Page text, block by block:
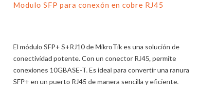
Modulo SFP para conexón en cobre RJ45
El módulo SFP+ S+RJ10 de MikroTik es una solución de
conectividad potente. Con un conector RJ45, permite
conexiones 10GBASE-T. Es ideal para convertir una ranura
SFP+ en un puerto RJ45 de manera sencilla y eficiente.